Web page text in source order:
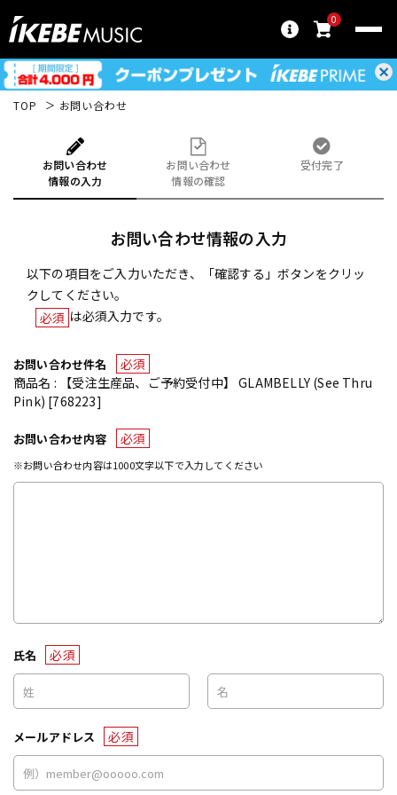
0
TOP お問い合わせ
お問い合わせ
情報の入力
お問い合わせ
情報の確認
受付完了
お問い合わせ情報の入力
以下の項目をご入力いただき、「確認する」ボタンをクリッ
クしてください。
必須 は必須入力です。
お問い合わせ件名
必須
商品名 : 【受注生産品、ご予約受付中】 GLAMBELLY (See Thru
Pink) [768223]
お問い合わせ内容 必須
※お問い合わせ内容は1000文字以下で入力してください
氏名 必須
メールアドレス 必須